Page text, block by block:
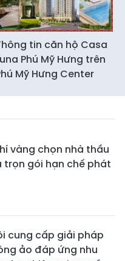
tin căn hộ Casa
Phú Mỹ Hưng trên
Mỹ Hưng Center
vàng chọn nhà thầu
trọn gói hạn chế phát
cung cấp giải pháp
ảo đáp ứng nhu